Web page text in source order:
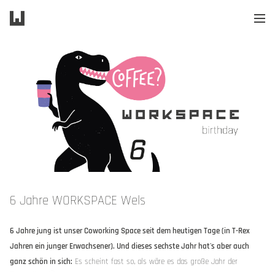
W
6 Jahre WORKSPACE Wels
6 Jahre jung ist unser Coworking Space seit dem heutigen Tage (in T-Rex
Jahren ein junger Erwachsener). Und dieses sechste Jahr hat's aber auch
ganz schön in sich: Es scheint fast so, als wäre es das große Jahr der